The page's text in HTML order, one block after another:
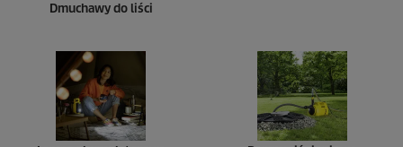
Dmuchawy do liści